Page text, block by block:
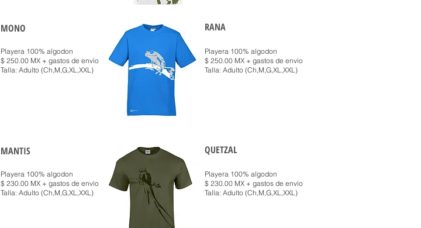
Playera 100% algodon
$ 250.00 MX + gastos de envío
Talla: Adulto (Ch,M,G,XL,XXL)
MONO RANA
Playera 100% algodon
$ 250.00 MX + gastos de envío
Talla: Adulto (Ch,M,G,XL,XXL)
Playera 100% algodon
$ 230.00 MX + gastos de envío
Talla: Adulto (Ch,M,G,XL,XXL)
MANTIS QUETZAL
Playera 100% algodon
$ 230.00 MX + gastos de envío
Talla: Adulto (Ch,M,G,XL,XXL)